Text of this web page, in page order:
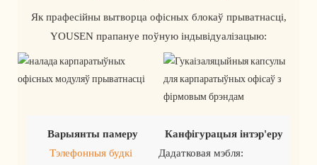
Як прафесійны вытворца офісных блокаў прыватнасці,
YOUSEN прапануе поўную індывідуалізацыю:
Варыянты памеру
Тэлефонныя будкі
Канфігурацыя інтэр'еру
Дадатковая мэбля: